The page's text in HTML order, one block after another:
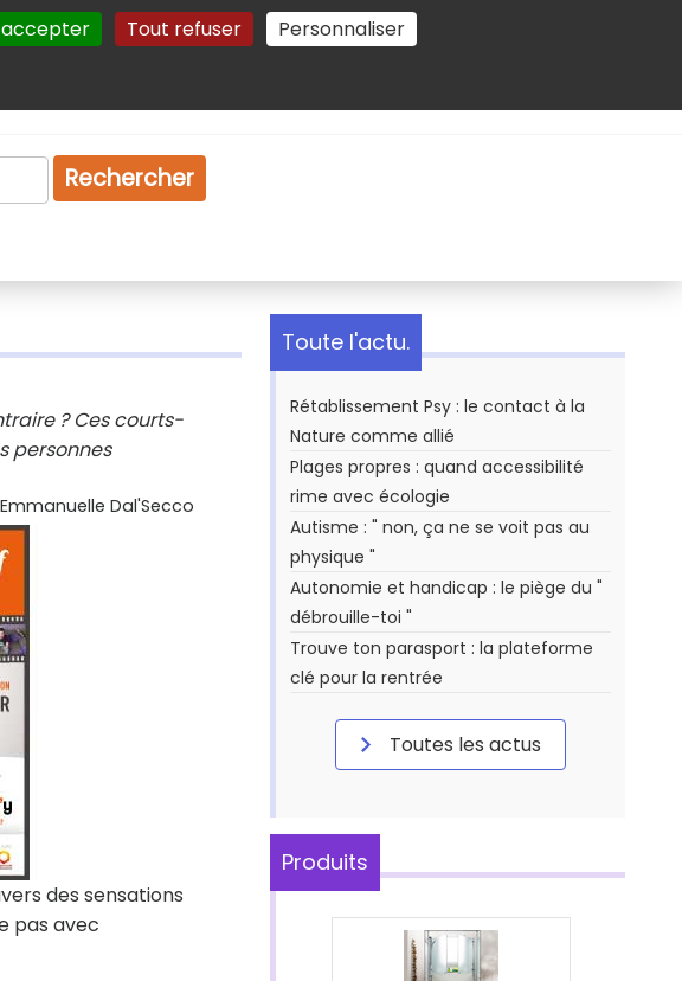
Tout refuser Personnaliser
Plan du site Gestion des cookies
Rechercher
? Ces courts-
personnes
Dal'Secco
des sensations
pas avec
Toute l'actu.
Rétablissement Psy : le contact à la
Nature comme allié
Plages propres : quand accessibilité
rime avec écologie
Autisme : " non, ça ne se voit pas au
physique "
Autonomie et handicap : le piège du "
débrouille-toi "
Trouve ton parasport : la plateforme
clé pour la rentrée
Toutes les actus
Produits